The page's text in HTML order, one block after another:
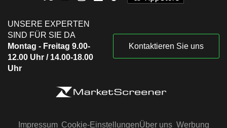
UNSERE EXPERTEN
SIND FÜR SIE DA
Montag - Freitag 9.00-
12.00 Uhr / 14.00-18.00
Uhr
Kontaktieren Sie uns
Impressum Cookie-EinstellungenÜber uns Werbung